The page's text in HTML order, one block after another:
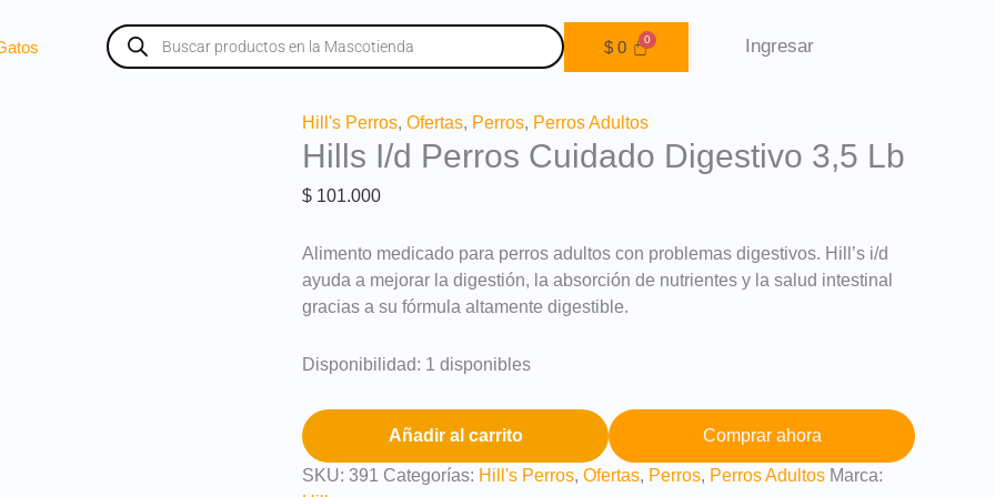
Búsqueda
de
productos
$ 0 Ingresar
Hill's Perros, Ofertas, Perros, Perros Adultos
Hills I/d Perros Cuidado Digestivo 3,5 Lb
$ 101.000
Alimento medicado para perros adultos con problemas digestivos. Hill’s i/d
ayuda a mejorar la digestión, la absorción de nutrientes y la salud intestinal
gracias a su fórmula altamente digestible.
Disponibilidad: 1 disponibles
Hills
I/d
Cuidado
3,5
Lb
cantidad
Añadir al carrito Comprar ahora
SKU: 391 Categorías: Hill's Perros, Ofertas, Perros, Perros Adultos Marca: